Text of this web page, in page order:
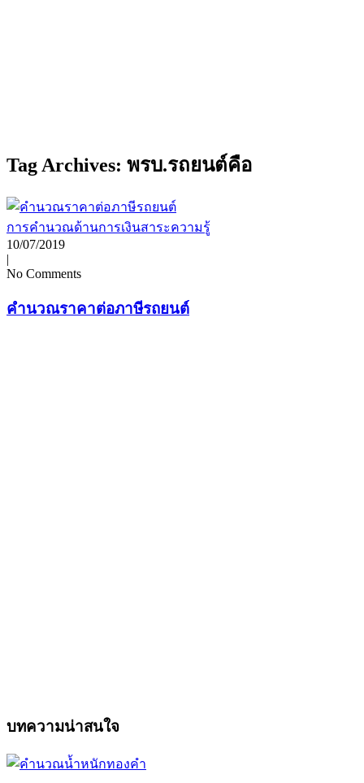
Tag Archives: พรบ.รถยนต์คือ
การคำนวณด้านการเงินสาระความรู้
10/07/2019
|
No Comments
คำนวณราคาต่อภาษีรถยนต์
บทความน่าสนใจ